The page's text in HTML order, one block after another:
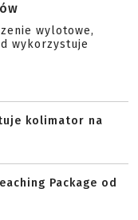
wylotowe,
wykorzystuje
kolimator na
Package od